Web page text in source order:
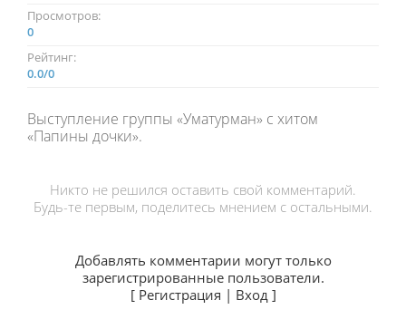
Просмотров:
0
Рейтинг:
0.0/0
Выступление группы «Уматурман» с хитом
«Папины дочки».
Никто не решился оставить свой комментарий.
Будь-те первым, поделитесь мнением с остальными.
Добавлять комментарии могут только
зарегистрированные пользователи.
[ Регистрация | Вход]